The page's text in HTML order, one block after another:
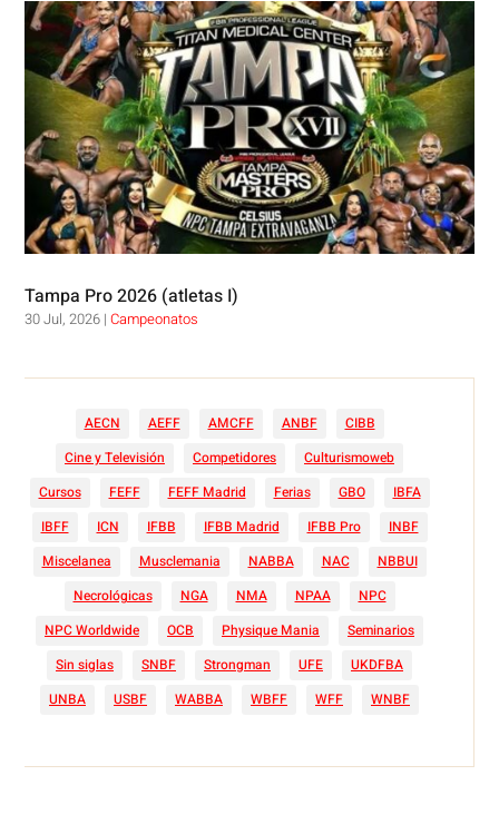
Tampa Pro 2026 (atletas I)
30 Jul, 2026 |Campeonatos
AECN AEFF AMCFF ANBF
CIBB
Cine y Televisión
Competidores
Culturismoweb
Cursos
FEFF FEFF Madrid Ferias GBO
IBFA
IBFF
ICN IFBB IFBB Madrid IFBB Pro
INBF
Miscelanea
Musclemania NABBA NAC
NBBUI
Necrológicas
NGA NMA NPAA
NPC
NPC Worldwide
OCB Physique Mania
Seminarios
Sin siglas
SNBF Strongman UFE
UKDFBA
UNBA
USBF WABBA WBFF WFF WNBF